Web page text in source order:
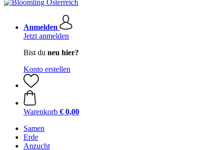
Anmelden
Jetzt anmelden
Bist du neu hier?
Konto erstellen
Warenkorb € 0,00
Samen
Erde
Anzucht